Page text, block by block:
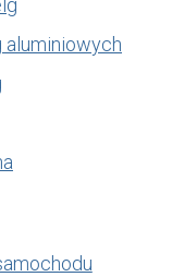
aluminiowych